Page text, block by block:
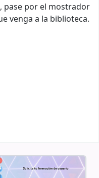
pase por el mostrador
venga a la biblioteca.